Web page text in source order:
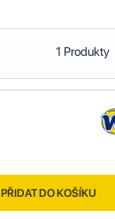
1 Produkty
PŘIDAT DO KOŠÍKU